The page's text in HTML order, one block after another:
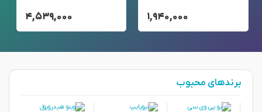
۱,۹۴۰,۰۰۰ ۴,۵۳۹,۰۰۰
برندهای محبوب